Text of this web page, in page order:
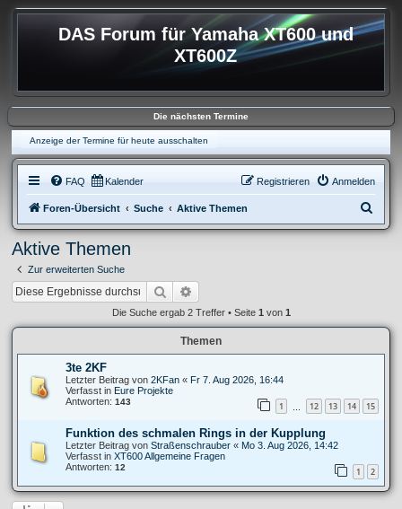
DAS Forum für Yamaha XT600 und
XT600Z
Die nächsten Termine
Anzeige der Termine für heute ausschalten
FAQ Kalender Anmelden
Registrieren
Foren-Übersicht Suche Aktive Themen
u
Aktive Themen
Zur erweiterten Suche
Suche
Die Suche ergab 2 Treffer • Seite 1 von 1
Themen
3te 2KF
Letzter Beitrag von 2KFan « Fr 7. Aug 2026, 16:44
Verfasst in Eure Projekte
Antworten: 143 1 12 13 14 15
Funktion des schmalen Rings in der Kupplung
Letzter Beitrag von Straßenschrauber « Mo 3. Aug 2026, 14:42
Verfasst in XT600 Allgemeine Fragen
Antworten: 12 1 2